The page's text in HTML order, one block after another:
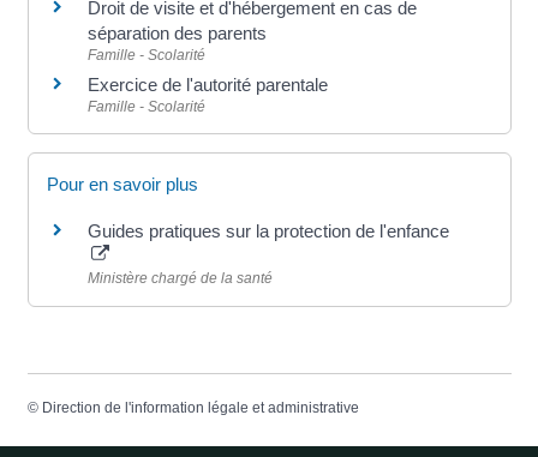
Droit de visite et d'hébergement en cas de
séparation des parents
Famille - Scolarité
Exercice de l'autorité parentale
Famille - Scolarité
Pour en savoir plus
Guides pratiques sur la protection de l'enfance
Ministère chargé de la santé
© Direction de l'information légale et administrative